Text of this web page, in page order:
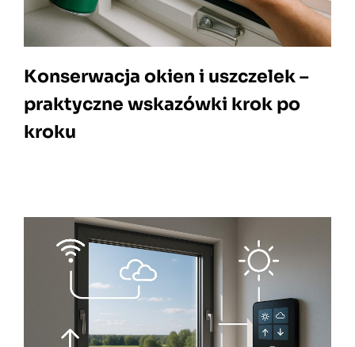
Konserwacja okien i uszczelek –
praktyczne wskazówki krok po
kroku